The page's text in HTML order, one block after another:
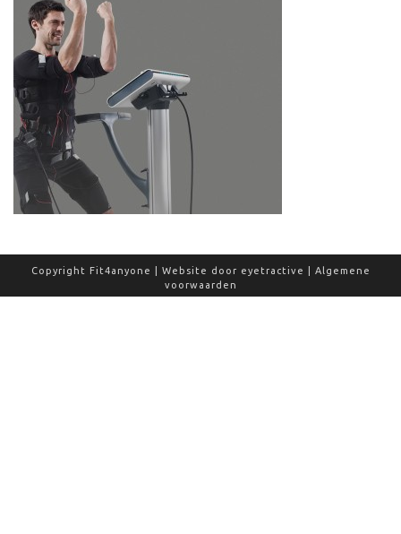
Copyright Fit4anyone | Website door eyetractive
Algemene
voorwaarden